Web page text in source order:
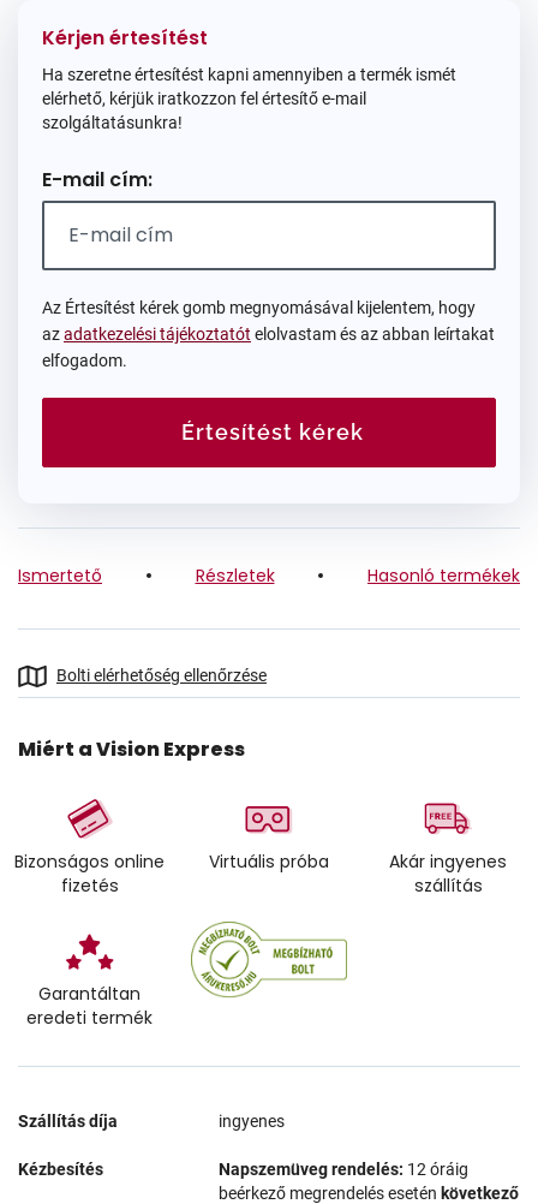
Kérjen értesítést
Ha szeretne értesítést kapni amennyiben a termék ismét
elérhető, kérjük iratkozzon fel értesítő e-mail
szolgáltatásunkra!
E-mail cím:
Az Értesítést kérek gomb megnyomásával kijelentem, hogy
azadatkezelési tájékoztatót elolvastam és az abban leírtakat
elfogadom.
Értesítést kérek
Ismertető Részletek Hasonló termékek
Bolti elérhetőség ellenőrzése
Miért a Vision Express
Bizonságos online
fizetés
Virtuális próba
Akár ingyenes
szállítás
Garantáltan
eredeti termék
Szállítás díja ingyenes
Kézbesítés Napszemüveg rendelés: 12 óráig
beérkező megrendelés esetén következő